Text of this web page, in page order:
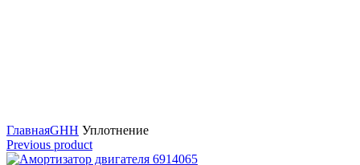
ГлавнаяGHH Уплотнение
Previous product